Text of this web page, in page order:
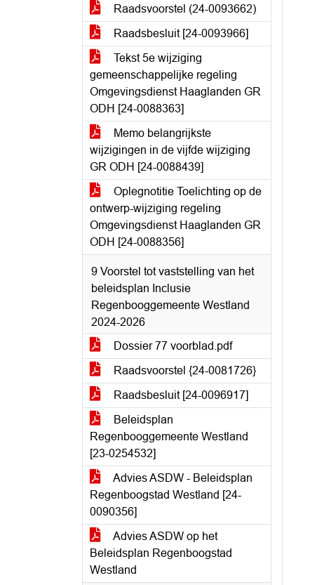
Raadsvoorstel (24-0093662)
Raadsbesluit [24-0093966]
Tekst 5e wijziging
gemeenschappelijke regeling
Omgevingsdienst Haaglanden GR
ODH [24-0088363]
Memo belangrijkste
wijzigingen in de vijfde wijziging
GR ODH [24-0088439]
Oplegnotitie Toelichting op de
ontwerp-wijziging regeling
Omgevingsdienst Haaglanden GR
ODH [24-0088356]
9 Voorstel tot vaststelling van het
beleidsplan Inclusie
Regenbooggemeente Westland
2024-2026
Dossier 77 voorblad.pdf
Raadsvoorstel {24-0081726}
Raadsbesluit [24-0096917]
Beleidsplan
Regenbooggemeente Westland
[23-0254532]
Advies ASDW - Beleidsplan
Regenboogstad Westland [24-
0090356]
Advies ASDW op het
Beleidsplan Regenboogstad
Westland